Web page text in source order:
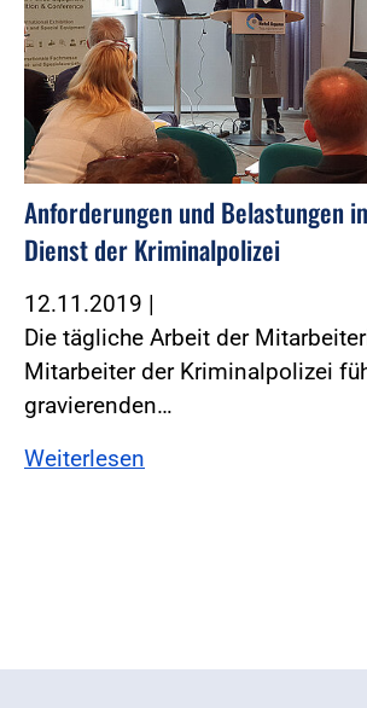
Anforderungen und Belastungen
Dienst der Kriminalpolizei
12.11.2019 |
Die tägliche Arbeit der
Mitarbeiter der Kriminalpolizei
gravierenden…
Weiterlesen